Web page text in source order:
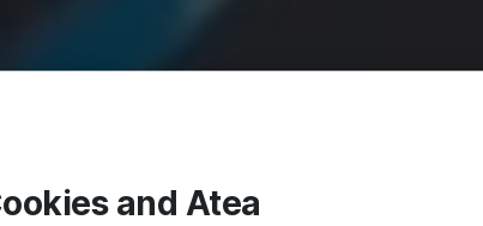
and Atea